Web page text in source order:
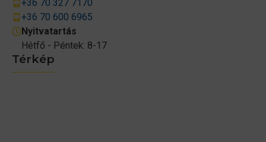
Térkép
+36 70 327 7170
+36 70 600 6965
Nyitvatartás
Hétfő - Péntek: 8-17